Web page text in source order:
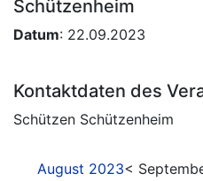
Schützenheim
Datum: 22.09.2023
Kontaktdaten des
Schützen Schützenheim
August 2023<